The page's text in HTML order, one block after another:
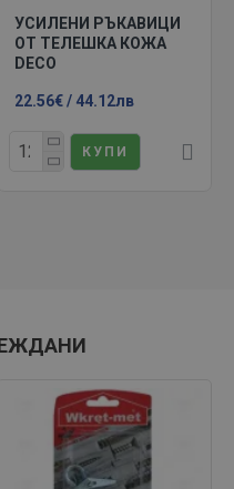
УСИЛЕНИ РЪКАВИЦИ
ОТ ТЕЛЕШКА КОЖА
DECO
22.56€ / 44.12лв
КУПИ